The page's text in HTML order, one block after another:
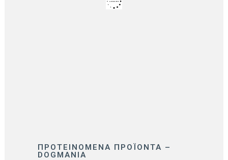
ΠΡΟΤΕΙΝΌΜΕΝΑ ΠΡΟΪΌΝΤΑ –
DOGMANIA